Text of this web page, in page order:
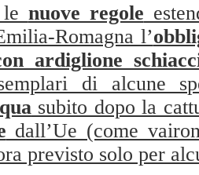
nuove regole
Romagna l’
ardiglione
di alcune
subito dopo la
dall’Ue (come
previsto solo per